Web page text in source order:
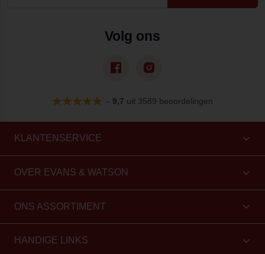
Volg ons
– 9,7 uit 3589 beoordelingen
KLANTENSERVICE
OVER EVANS & WATSON
ONS ASSORTIMENT
HANDIGE LINKS